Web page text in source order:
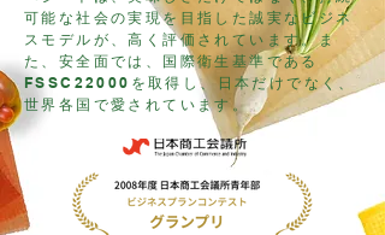
可能な社会の実現を目指した誠実なビジネ
スモデルが、高く評価されています。ま
た、安全面では、 国際衛生基準である
FSSC22000を取得し、 ​日本だけでなく、
世界各国で愛されています。